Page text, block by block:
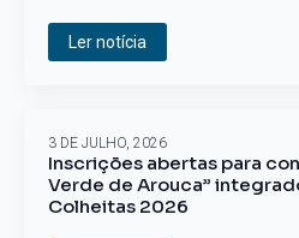
Ler notícia
Inscrições abertas para
Verde de Arouca”
Colheitas 2026
3 DE JULHO, 2026